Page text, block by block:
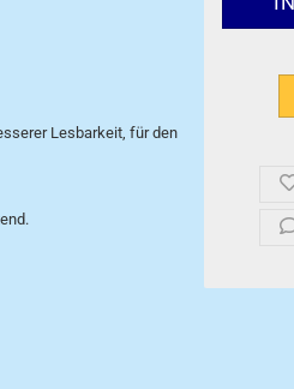
Lesbarkeit, für den